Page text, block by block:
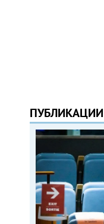
ПУБЛИКАЦИИ